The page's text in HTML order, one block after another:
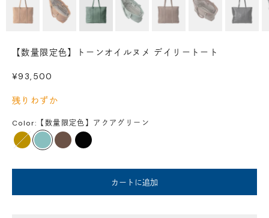
【数量限定色】トーンオイルヌメ デイリートート
セール価格
¥93,500
残りわずか
Color: 【数量限定色】アクアグリーン
タン アクアグリーン
ミディアムブラウン
ブラック
カートに追加